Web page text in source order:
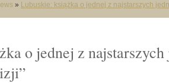
» Lubuskie: książka o jednej z najstarszych
o jednej z najstarszych